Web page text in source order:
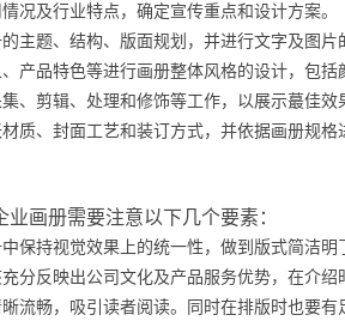
况及行业特点，确定宣传重点和设计方案。
主题、结构、版面规划，并进行文字及图片
产品特色等进行画册整体风格的设计，包括
、剪辑、处理和修饰等工作，以展示蕞佳效
质、封面工艺和装订方式，并依据画册规格
画册需要注意以下几个要素：
保持视觉效果上的统一性，做到版式简洁明
分反映出公司文化及产品服务优势，在介绍
流畅，吸引读者阅读。同时在排版时也要有